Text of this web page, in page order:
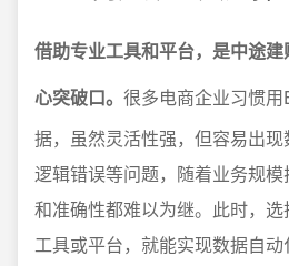
借助专业工具和平台，是中途
心突破口。 很多电商企业习惯
据，虽然灵活性强，但容易出现
逻辑错误等问题，随着业务规
和准确性都难以为继。此时，
工具或平台，就能实现数据自